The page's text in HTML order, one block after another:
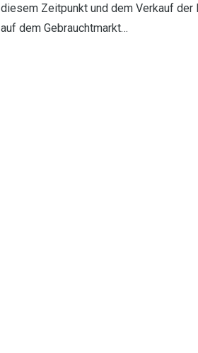
diesem Zeitpunkt und dem Verkauf der
auf dem Gebrauchtmarkt…